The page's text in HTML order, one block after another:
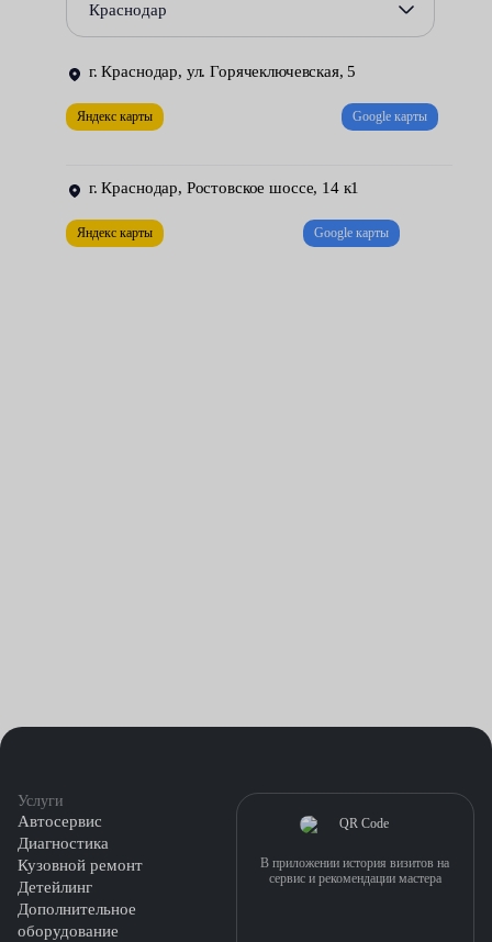
Для замены внутреннего ШРУСа приходится полностью
работу можно выполнить лишь в условиях хорошо
оборудованной мастерской. Автомобилистов, желающих
приглашаем в сервисные центры Fresh Auto.
Краснодар
г. Краснодар, ул. Горячеключевская, 5
Яндекс карты Google карты
г. Краснодар, Ростовское шоссе, 14 к1
Яндекс карты Google карты
Услуги
Автосервис
Диагностика
Кузовной ремонт
Детейлинг
Дополнительное
оборудование
В приложении история визитов на
сервис и рекомендации мастера